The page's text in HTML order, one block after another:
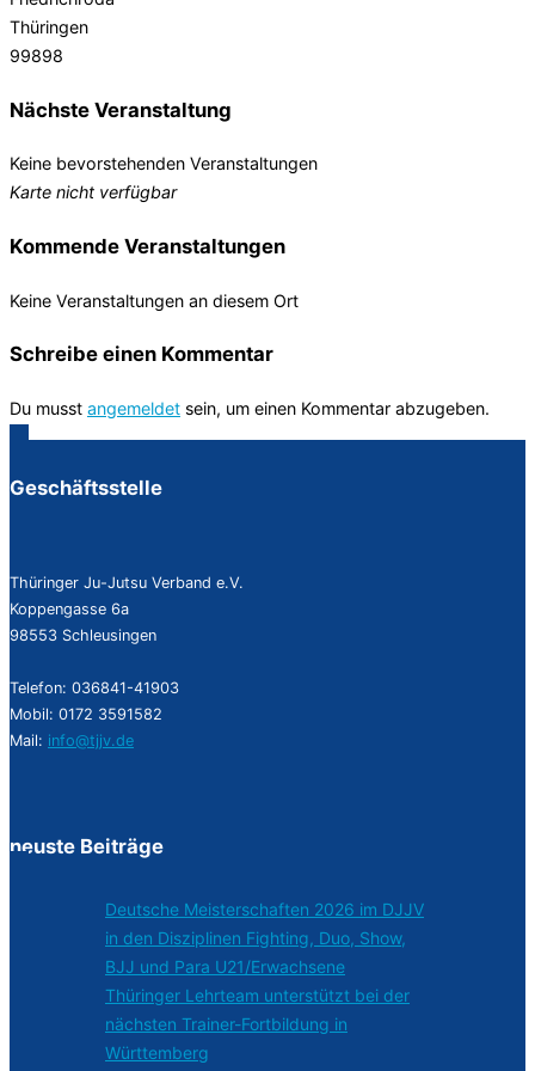
Thüringen
99898
Nächste Veranstaltung
Keine bevorstehenden Veranstaltungen
Karte nicht verfügbar
Kommende Veranstaltungen
Keine Veranstaltungen an diesem Ort
Schreibe einen Kommentar
Du musst angemeldet sein, um einen Kommentar abzugeben.
Geschäftsstelle
Thüringer Ju-Jutsu Verband e.V.
Koppengasse 6a
98553 Schleusingen
Telefon: 036841-41903
Mobil: 0172 3591582
Mail: info@tjjv.de
neuste Beiträge
Deutsche Meisterschaften 2026 im DJJV
in den Disziplinen Fighting, Duo, Show,
BJJ und Para U21/Erwachsene
Thüringer Lehrteam unterstützt bei der
nächsten Trainer-Fortbildung in
Württemberg